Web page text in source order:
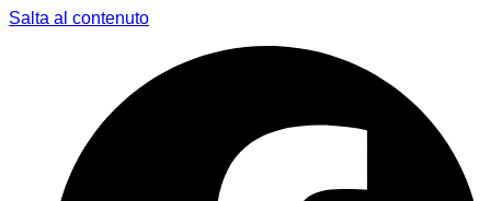
Salta al contenuto